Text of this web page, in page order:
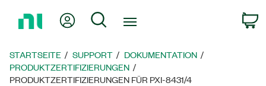
zur
Mein KontoSuche
STARTSEITE SUPPORT
DOKUMENTATION
PRODUKTZERTIFIZIERUNGEN
PRODUKTZERTIFIZIERUNGEN FÜR PXI-8431/4